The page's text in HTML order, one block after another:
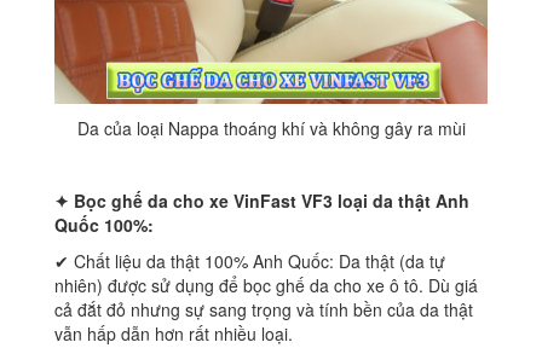
Da của loại Nappa thoáng khí và không gây ra mùi
✦ Bọc ghế da cho xe VinFast VF3 loại da thật Anh
Quốc 100%:
✔ Chất liệu da thật 100% Anh Quốc: Da thật (da tự
nhiên) được sử dụng để bọc ghế da cho xe ô tô. Dù giá
cả đắt đỏ nhưng sự sang trọng và tính bền của da thật
vẫn hấp dẫn hơn rất nhiều loại.